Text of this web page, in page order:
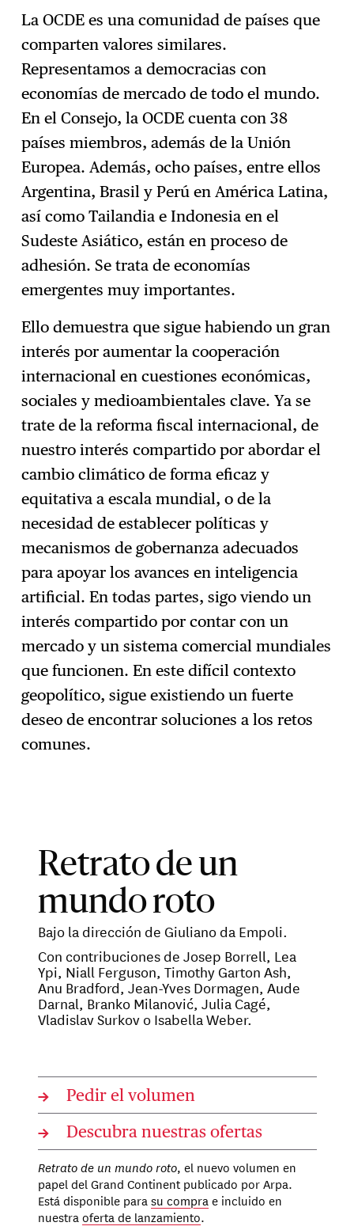
La OCDE es una comunidad de países que
comparten valores similares.
Representamos a democracias con
economías de mercado de todo el mundo.
En el Consejo, la OCDE cuenta con 38
países miembros, además de la Unión
Europea. Además, ocho países, entre ellos
Argentina, Brasil y Perú en América Latina,
así como Tailandia e Indonesia en el
Sudeste Asiático, están en proceso de
adhesión. Se trata de economías
emergentes muy importantes.
Ello demuestra que sigue habiendo un gran
interés por aumentar la cooperación
internacional en cuestiones económicas,
sociales y medioambientales clave. Ya se
trate de la reforma fiscal internacional, de
nuestro interés compartido por abordar el
cambio climático de forma eficaz y
equitativa a escala mundial, o de la
necesidad de establecer políticas y
mecanismos de gobernanza adecuados
para apoyar los avances en inteligencia
artificial. En todas partes, sigo viendo un
interés compartido por contar con un
mercado y un sistema comercial mundiales
que funcionen. En este difícil contexto
geopolítico, sigue existiendo un fuerte
deseo de encontrar soluciones a los retos
comunes.
Retrato de un
mundo roto
Bajo la dirección de Giuliano da Empoli.
Con contribuciones de Josep Borrell, Lea
Ypi, Niall Ferguson, Timothy Garton Ash,
Anu Bradford, Jean-Yves Dormagen, Aude
Darnal, Branko Milanović, Julia Cagé,
Vladislav Surkov o Isabella Weber.
→ Pedir el volumen
→ Descubra nuestras ofertas
Retrato de un mundo roto, el nuevo volumen en
papel del Grand Continent publicado por Arpa.
Está disponible parasu comprae incluido en
nuestraoferta de lanzamiento.